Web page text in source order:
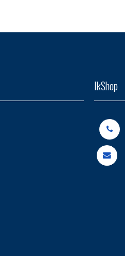
IkShop